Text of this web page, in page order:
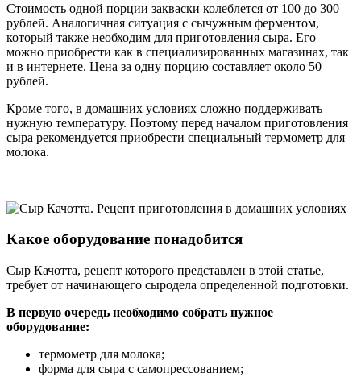
Стоимость одной порции закваски колеблется от 100 до 300
рублей. Аналогичная ситуация с сычужным ферментом,
который также необходим для приготовления сыра. Его
можно приобрести как в специализированных магазинах, так
и в интернете. Цена за одну порцию составляет около 50
рублей.
Кроме того, в домашних условиях сложно поддерживать
нужную температуру. Поэтому перед началом приготовления
сыра рекомендуется приобрести специальный термометр для
молока.
Какое оборудование понадобится
Сыр Качотта, рецепт которого представлен в этой статье,
требует от начинающего сыродела определенной подготовки.
В первую очередь необходимо собрать нужное
оборудование:
термометр для молока;
форма для сыра с самопрессованием;